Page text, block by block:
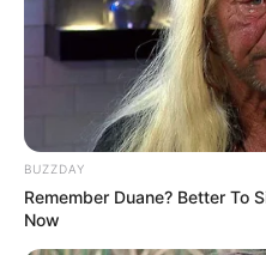
BUZZDAY
Remember Duane? Better To
Now